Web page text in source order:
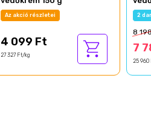
Az akció részletei
4 099 Ft
27 327 Ft/kg
2
8
7
25 960